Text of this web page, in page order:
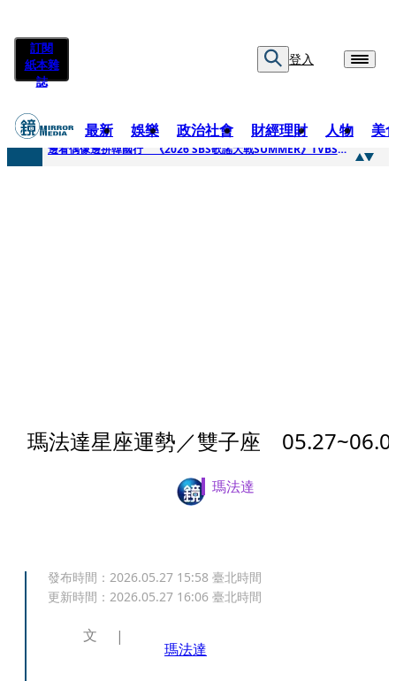
訂閱
紙本雜
誌
登入
最新 娛樂 政治社會 財經理財 人物 美
快訊
邊看偶像邊拚韓國行 《2026 SBS歌謠大戰SUMMER》TVBS直播祭追星福利
瑪法達星座運勢／雙子座
瑪法達
發布時間： 2026.05.27 15:58 臺北時間
更新時間： 2026.05.27 16:06 臺北時間
文
瑪法達